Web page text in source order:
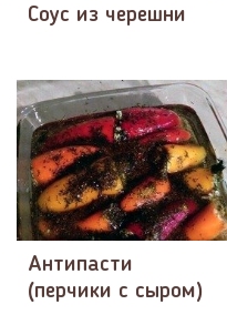
Соус из черешни
Антипасти
(перчики с сыром)